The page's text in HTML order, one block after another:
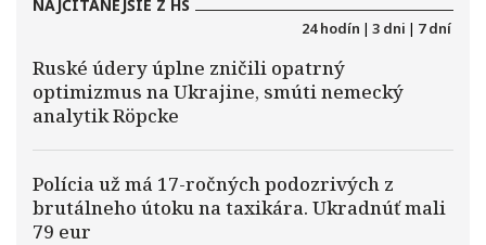
NAJČÍTANEJŠIE Z HS
24 hodín | 3 dni | 7 dní
Ruské údery úplne zničili opatrný
optimizmus na Ukrajine, smúti nemecký
analytik Röpcke
Polícia už má 17-ročných podozrivých z
brutálneho útoku na taxikára. Ukradnúť mali
79 eur